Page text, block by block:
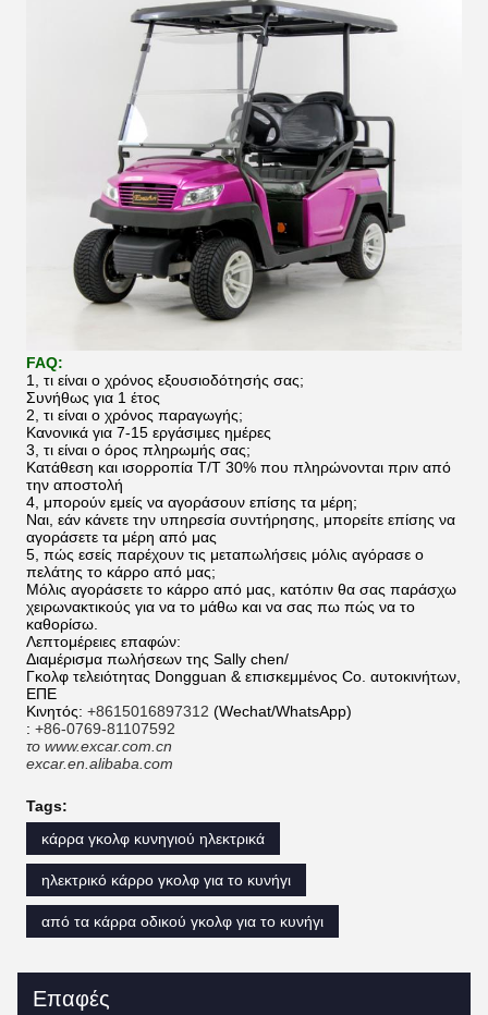
FAQ:
1, τι είναι ο χρόνος εξουσιοδότησής σας;
Συνήθως για 1 έτος
2, τι είναι ο χρόνος παραγωγής;
Κανονικά για 7-15 εργάσιμες ημέρες
3, τι είναι ο όρος πληρωμής σας;
Κατάθεση και ισορροπία T/T 30% που πληρώνονται πριν από
την αποστολή
4, μπορούν εμείς να αγοράσουν επίσης τα μέρη;
Ναι, εάν κάνετε την υπηρεσία συντήρησης, μπορείτε επίσης να
αγοράσετε τα μέρη από μας
5, πώς εσείς παρέχουν τις μεταπωλήσεις μόλις αγόρασε ο
πελάτης το κάρρο από μας;
Μόλις αγοράσετε το κάρρο από μας, κατόπιν θα σας παράσχω
χειρωνακτικούς για να το μάθω και να σας πω πώς να το
καθορίσω.
Λεπτομέρειες επαφών:
Διαμέρισμα πωλήσεων της Sally chen/
Γκολφ τελειότητας Dongguan & επισκεμμένος Co. αυτοκινήτων,
ΕΠΕ
Κινητός: +8615016897312 (Wechat/WhatsApp)
: +86-0769-81107592
το www.excar.com.cn
excar.en.alibaba.com
Tags:
κάρρα γκολφ κυνηγιού ηλεκτρικά
ηλεκτρικό κάρρο γκολφ για το κυνήγι
από τα κάρρα οδικού γκολφ για το κυνήγι
Επαφές